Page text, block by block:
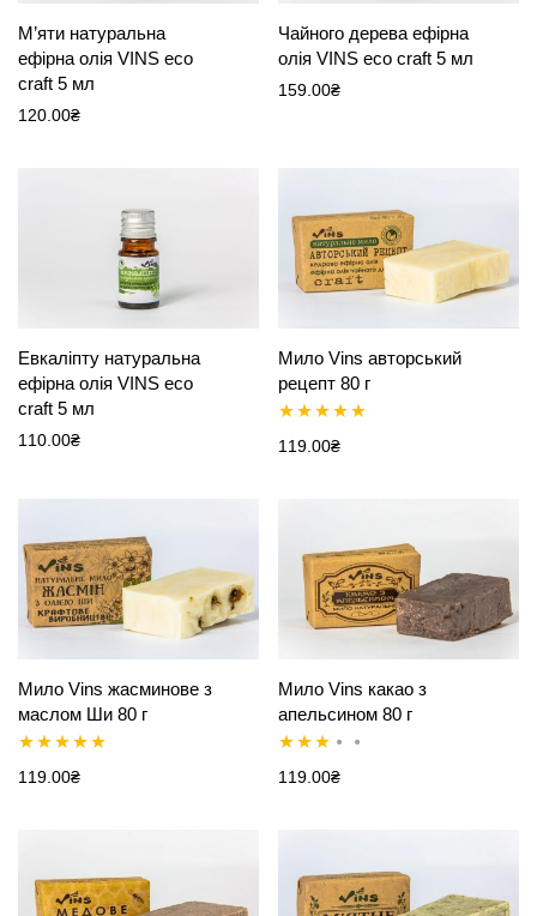
М’яти натуральна
ефірна олія VINS eco
craft 5 мл
120.00₴
Чайного дерева ефірна
олія VINS eco craft 5 мл
159.00₴
Евкаліпту натуральна
ефірна олія VINS eco
craft 5 мл
110.00₴
Мило Vins авторський
рецепт 80 г
Оцінено в
119.00₴
Мило Vins жасминове з
маслом Ши 80 г
Оцінено в
119.00₴
Мило Vins какао з
апельсином 80 г
Оцінено
119.00₴